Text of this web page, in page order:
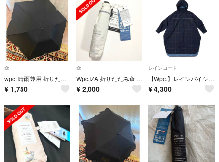
傘
wpc. 晴雨兼用 折りたたみ傘 ブラック 無地 UVカット 遮光
¥ 1,750
傘
Wpc.IZA 折りたたみ傘 ULTRA LIGHT シングルラインホワイト
¥ 2,000
レインコート
【Wpc.】レインバイシクルスリーブポンチョ
¥ 4,300